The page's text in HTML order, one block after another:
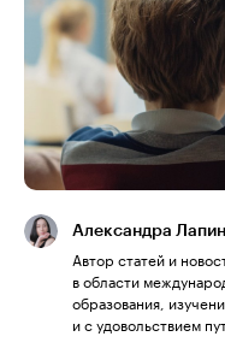
Александра
Автор статей и
в области
образования,
и с удовольствием